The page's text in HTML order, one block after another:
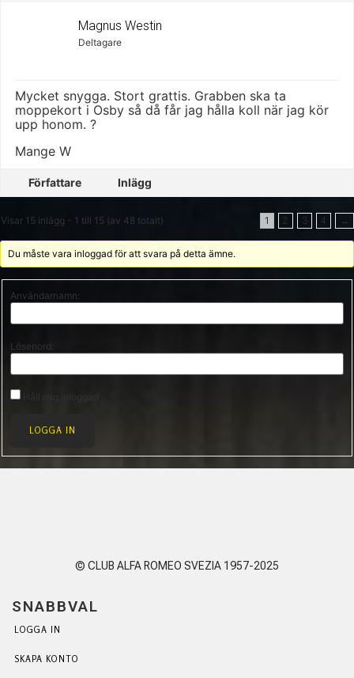
Magnus Westin
Deltagare
Mycket snygga. Stort grattis. Grabben ska ta
moppekort i Osby så då får jag hålla koll när jag kör
upp honom. ?
Mange W
Författare Inlägg
Visar 15 inlägg - 1 till 15 (av 48 totalt) 1 2 3 4 →
Du måste vara inloggad för att svara på detta ämne.
Användarnamn:
Lösenord:
Håll mig inloggad
LOGGA IN
© CLUB ALFA ROMEO SVEZIA 1957-2025
SNABBVAL
LOGGA IN
SKAPA KONTO